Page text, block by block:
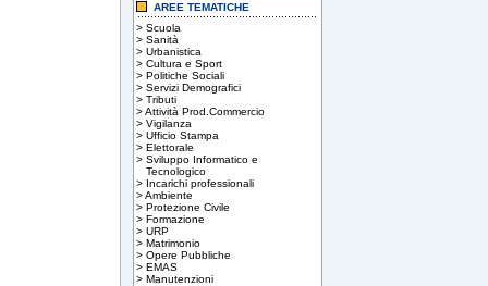
AREE TEMATICHE
> Scuola
> Sanità
> Urbanistica
> Cultura e Sport
> Politiche Sociali
> Servizi Demografici
> Tributi
>Attività Prod.Commercio
> Vigilanza
> Ufficio Stampa
> Elettorale
> Sviluppo Informatico e
Tecnologico
> Incarichi professionali
>Ambiente
> Protezione Civile
> Formazione
> URP
> Matrimonio
> Opere Pubbliche
> EMAS
> Manutenzioni